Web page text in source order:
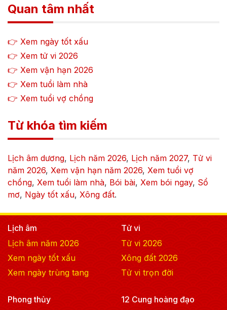
Quan tâm nhất
👉 Xem ngày tốt xấu
👉 Xem tử vi 2026
👉 Xem vận hạn 2026
👉 Xem tuổi làm nhà
👉 Xem tuổi vợ chồng
Từ khóa tìm kiếm
Lịch âm dương, Lịch năm 2026, Lịch năm 2027, Tử vi
năm 2026, Xem vận hạn năm 2026, Xem tuổi vợ
chồng, Xem tuổi làm nhà, Bói bài, Xem bói ngay, Sổ
mơ, Ngày tốt xấu, Xông đất.
Lịch âm
Lịch âm năm 2026
Xem ngày tốt xấu
Xem ngày trùng tang
Tử vi
Tử vi 2026
Xông đất 2026
Tử vi trọn đời
Phong thủy
12 Cung hoàng đạo